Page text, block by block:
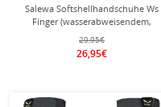
Salewa Softshellhandschuhe Ws
Finger (wasserabweisendem,
winddichtem und atmungsaktivem)
schwarz
29,95€
26,95€